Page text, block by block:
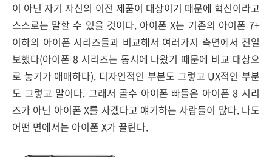
이 아닌 자기 자신의 이전 제품이 대상이기 때문에 혁신이라고
스스로는 말할 수 있을 것이다. 아이폰 X는 기존의 아이폰 7+
이하의 아이폰 시리즈들과 비교해서 여러가지 측면에서 진일
보했다(아이폰 8 시리즈는 동시에 나왔기 때문에 비교 대상으
로 놓기가 애매하다). 디자인적인 부분도 그렇고 UX적인 부분
도 그렇고 말이다. 그래서 골수 아이폰 빠들은 아이폰 8 시리
즈가 아닌 아이폰 X를 사겠다고 얘기하는 사람들이 많다. 나도
어떤 면에서는 아이폰 X가 끌린다.